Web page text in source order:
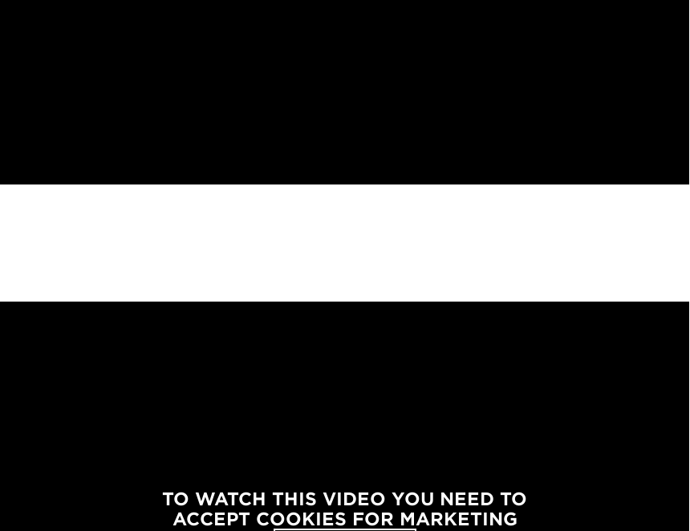
TO WATCH THIS VIDEO YOU NEED TO
ACCEPT COOKIES FOR MARKETING